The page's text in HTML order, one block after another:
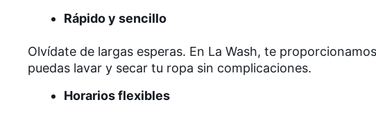
Rápido y sencillo
Olvídate de largas esperas. En La Wash, te
puedas lavar y secar tu ropa sin complicaciones.
Horarios flexibles